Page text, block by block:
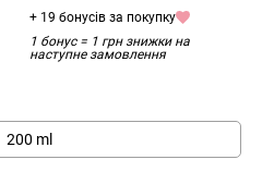
+ 19 бонусів за покупку
1 бонус = 1 грн знижки на
наступне замовлення
200 ml